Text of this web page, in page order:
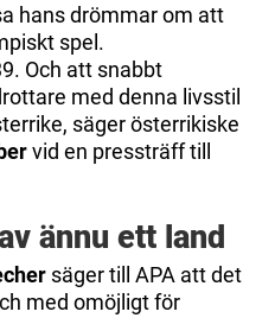
hans drömmar om att
spel.
Och att snabbt
med denna livsstil
säger österrikiske
vid en pressträff till
ännu ett land
säger till APA att det
med omöjligt för